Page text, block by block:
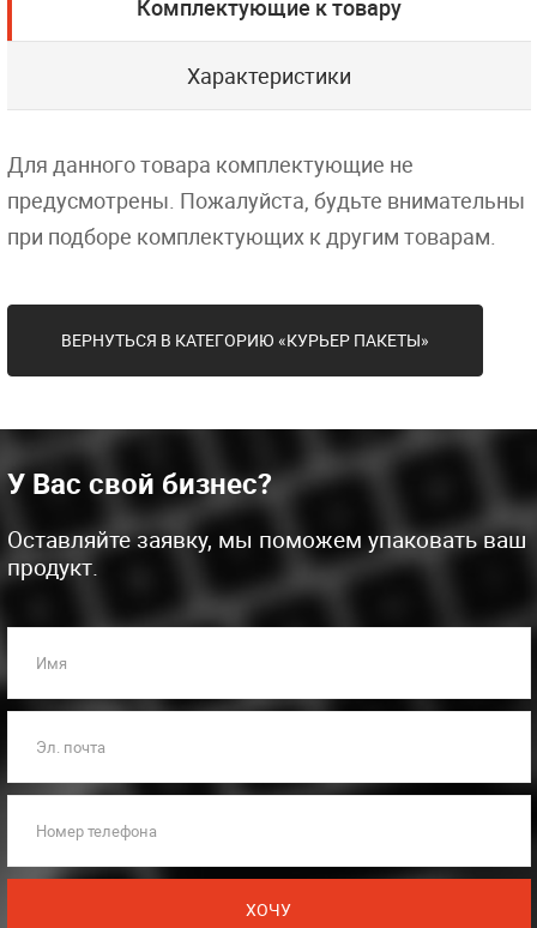
Комплектующие к товару
Характеристики
Для данного товара комплектующие не
предусмотрены. Пожалуйста, будьте внимательны
при подборе комплектующих к другим товарам.
ВЕРНУТЬСЯ В КАТЕГОРИЮ «КУРЬЕР ПАКЕТЫ»
У Вас свой бизнес?
Оставляйте заявку, мы поможем упаковать ваш
продукт.
Имя
Эл. почта
Номер телефона
ХОЧУ